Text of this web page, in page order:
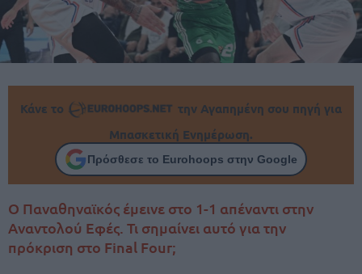
Κάνε το
την Αγαπημένη σου πηγή για
Μπασκετική Ενημέρωση.
Πρόσθεσε το Eurohoops στην Google
Ο Παναθηναϊκός έμεινε στο 1-1 απέναντι στην
Αναντολού Εφές. Τι σημαίνει αυτό για την
πρόκριση στο Final Four;